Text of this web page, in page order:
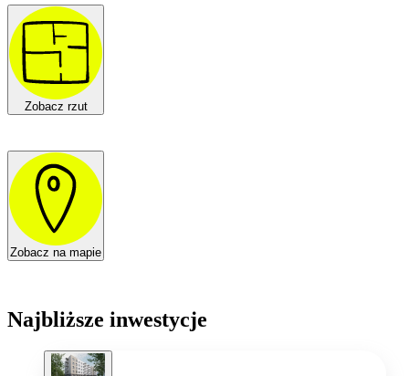
Zobacz rzut
Zobacz na mapie
Najbliższe inwestycje